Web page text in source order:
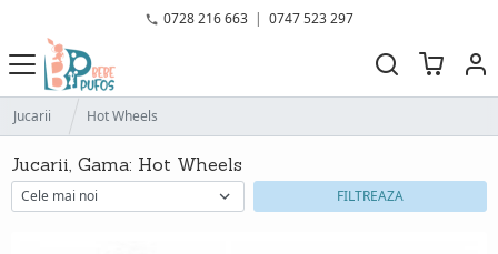
0728 216 663 | 0747 523 297
Jucarii Hot Wheels
Jucarii, Gama: Hot Wheels
FILTREAZA